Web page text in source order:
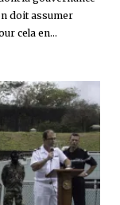
doit assumer
cela en...